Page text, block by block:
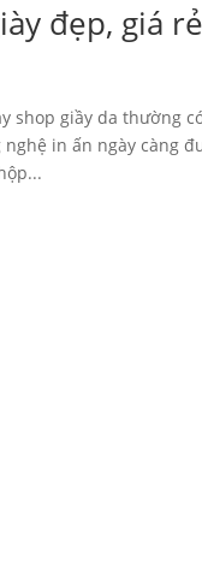
đẹp, giá
shop giầy da thường
in ấn ngày càng